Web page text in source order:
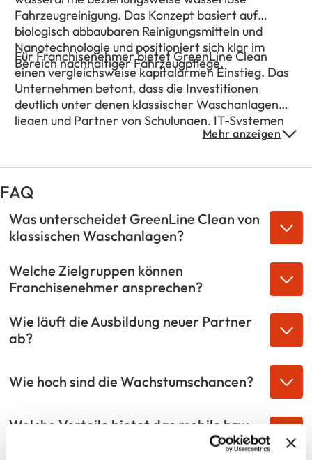
Fahrzeugreinigung. Das Konzept basiert auf
biologisch abbaubaren Reinigungsmitteln und
Nanotechnologie und positioniert sich klar im
Bereich nachhaltiger Fahrzeugpflege.
Für Franchisenehmer bietet GreenLine Clean
einen vergleichsweise kapitalarmen Einstieg. Das
Unternehmen betont, dass die Investitionen
deutlich unter denen klassischer Waschanlagen
liegen und Partner von Schulungen, IT-Systemen
und Marketingunterstützung profitieren.Mehr anzeigen
FAQ
Was unterscheidet GreenLine Clean von
klassischen Waschanlagen?
Welche Zielgruppen können
Franchisenehmer ansprechen?
Wie läuft die Ausbildung neuer Partner
ab?
Wie hoch sind die Wachstumschancen?
Welche Vorteile bietet das mobile bzw.